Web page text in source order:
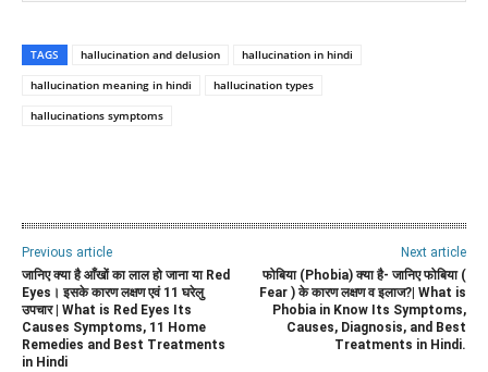
TAGS hallucination and delusion
hallucination in hindi
hallucination meaning in hindi
hallucination types
hallucinations symptoms
Previous article
जानिए क्या है आँखों का लाल हो जाना या Red
Eyes। इसके कारण लक्षण एवं 11 घरेलु
उपचार | What is Red Eyes Its
Causes Symptoms, 11 Home
Remedies and Best Treatments
in Hindi
Next article
फोबिया (Phobia) क्या है- जानिए फोबिया (
Fear ) के कारण लक्षण व इलाज?| What is
Phobia in Know Its Symptoms,
Causes, Diagnosis, and Best
Treatments in Hindi.